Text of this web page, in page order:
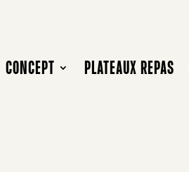
CONCEPT PLATEAUX REPAS